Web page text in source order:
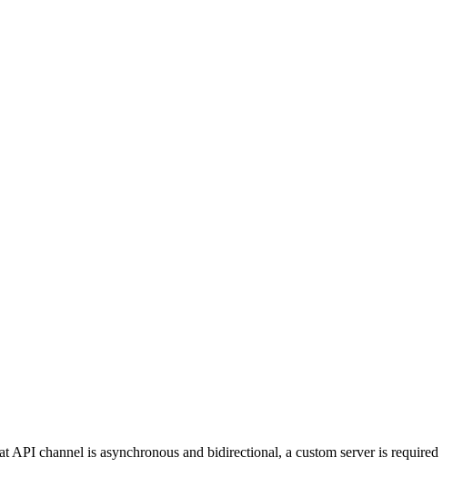
API channel is asynchronous and bidirectional, a custom server is required